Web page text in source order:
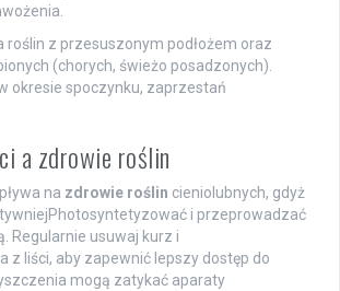
roślin z przesuszonym podłożem oraz
(chorych, świeżo posadzonych).
okresie spoczynku, zaprzestań
a zdrowie roślin
na zdrowie roślin cieniolubnych, gdyż
i przeprowadzać
Regularnie usuwaj kurz i
z liści, aby zapewnić lepszy dostęp do
mogą zatykać aparaty